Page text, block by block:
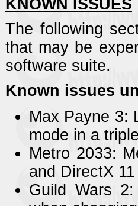
KNOWN ISSUES
The following
that may be
software suite.
Known issues
Max Payne 3:
mode in a
Metro 2033:
and DirectX
Guild Wars